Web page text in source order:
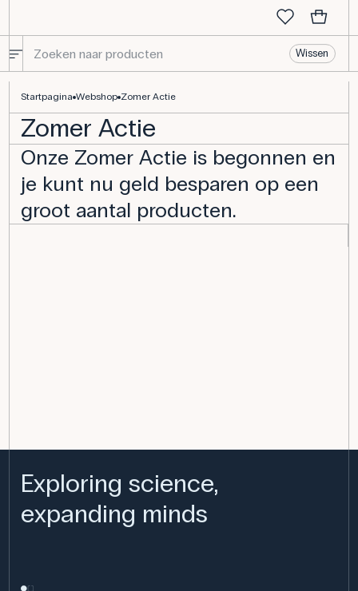
Wissen
Startpagina Webshop Zomer Actie
Zomer Actie
Onze Zomer Actie is begonnen en
je kunt nu geld besparen op een
groot aantal producten.
Exploring science,
expanding minds